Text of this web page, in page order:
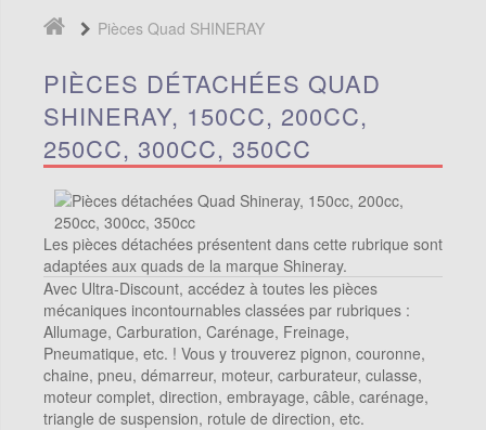
Pièces Quad SHINERAY
PIÈCES DÉTACHÉES QUAD
SHINERAY, 150CC, 200CC,
250CC, 300CC, 350CC
Les pièces détachées présentent dans cette rubrique sont
adaptées aux quads de la marque Shineray.
Avec Ultra-Discount, accédez à toutes les pièces
mécaniques incontournables classées par rubriques :
Allumage, Carburation, Carénage, Freinage,
Pneumatique, etc. ! Vous y trouverez pignon, couronne,
chaine, pneu, démarreur, moteur, carburateur, culasse,
moteur complet, direction, embrayage, câble, carénage,
triangle de suspension, rotule de direction, etc.